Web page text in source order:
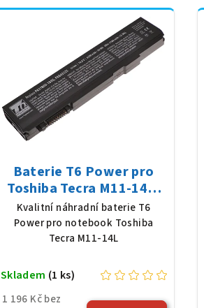
Baterie T6 Power pro
Toshiba Tecra M11-14L,
Li-Ion, 10,8 V, 5200 mAh
(56 Wh), černá
Kvalitní náhradní baterie T6
Power pro notebook Toshiba
Tecra M11-14L
1 196 Kč bez
Skladem (1 ks)